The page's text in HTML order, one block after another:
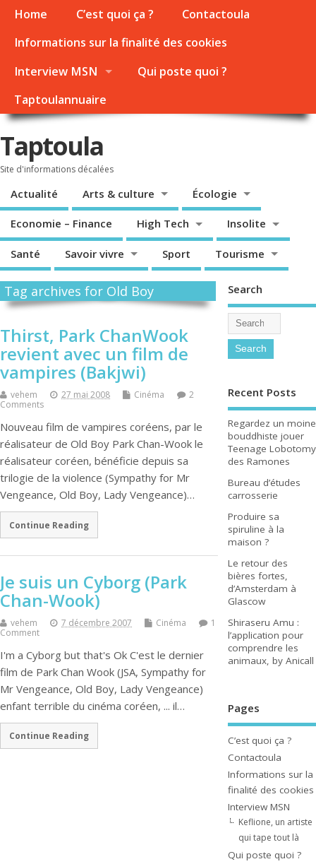
Home C’est quoi ça ?
Contactoula
Informations sur la finalité des cookies
Interview MSN
Qui poste quoi ?
Taptoulannuaire
Taptoula
Site d'informations décalées
Actualité Arts & culture Écologie
Economie – Finance High Tech Insolite
Santé Savoir vivre Sport Tourisme
Tag archives for Old Boy
Thirst, Park ChanWook
revient avec un film de
vampires (Bakjwi)
vehem 27 mai 2008 Cinéma
2
Comments
Nouveau film de vampires coréens, par le
réalisateur de Old Boy Park Chan-Wook le
réalisateur coréen, bénéficie depuis sa
trilogie de la violence (Sympathy for Mr
Vengeance, Old Boy, Lady Vengeance)…
Continue Reading
Je suis un Cyborg (Park
Chan-Wook)
vehem 7 décembre 2007 Cinéma
1
Comment
I'm a Cyborg but that's Ok C'est le dernier
film de Park Chan Wook (JSA, Sympathy for
Mr Vengeance, Old Boy, Lady Vengeance)
enfant terrible du cinéma coréen, ... il…
Continue Reading
Search
Recent Posts
Regardez un moine
bouddhiste jouer
Teenage Lobotomy
des Ramones
Bureau d’études
carrosserie
Produire sa
spiruline à la
maison ?
Le retour des
bières fortes,
d’Amsterdam à
Glascow
Shiraseru Amu :
l’application pour
comprendre les
animaux, by Anicall
Pages
C’est quoi ça ?
Contactoula
Informations sur la
finalité des cookies
Interview MSN
Keflione, un artiste
qui tape tout là
Qui poste quoi ?